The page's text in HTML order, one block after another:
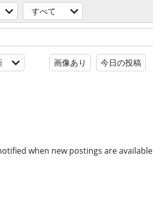
すべて
画像あり 今日の投稿
when new postings are available